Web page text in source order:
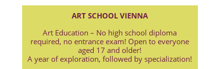
ART SCHOOL VIENNA
Art Education – No high school diploma
required, no entrance exam! Open to everyone
aged 17 and older!
A year of exploration, followed by specialization!